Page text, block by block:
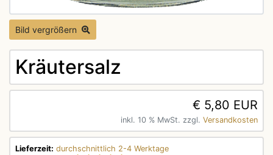
Bild vergrößern
Kräutersalz
€ 5,80 EUR
inkl. 10 % MwSt. zzgl. Versandkosten
Lieferzeit: durchschnittlich 2-4 Werktage